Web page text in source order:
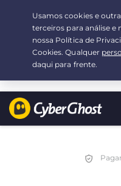
Sua escolha:a melhor oferta